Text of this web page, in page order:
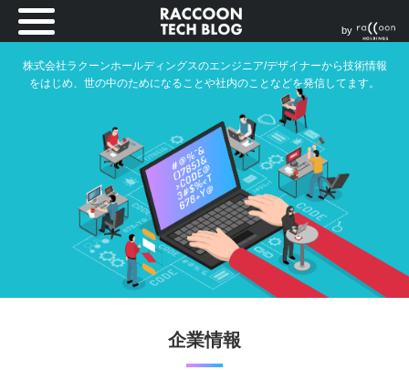
株式会社ラクーンホールディングスのエンジニア/デザイナーから技術情報
をはじめ、世の中のためになることや社内のことなどを発信してます。
by
企業情報